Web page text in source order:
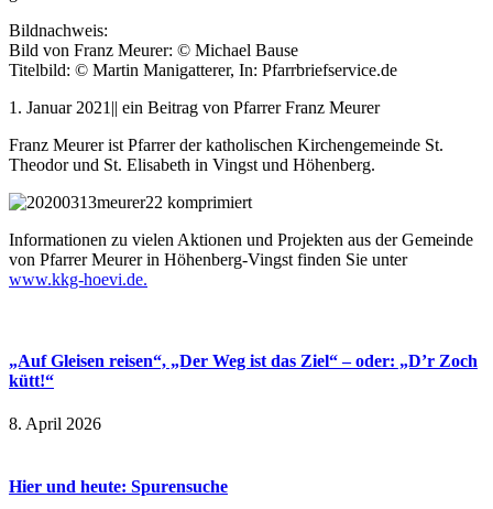
Bildnachweis:
Bild von Franz Meurer: © Michael Bause
Titelbild: © Martin Manigatterer, In: Pfarrbriefservice.de
1. Januar 2021|| ein Beitrag von Pfarrer Franz Meurer
Franz Meurer ist Pfarrer der katholischen Kirchengemeinde St.
Theodor und St. Elisabeth in Vingst und Höhenberg.
Informationen zu vielen Aktionen und Projekten aus der Gemeinde
von Pfarrer Meurer in Höhenberg-Vingst finden Sie unter
www.kkg-hoevi.de.
„Auf Gleisen reisen“, „Der Weg ist das Ziel“ – oder: „D’r Zoch
kütt!“
8. April 2026
Hier und heute: Spurensuche